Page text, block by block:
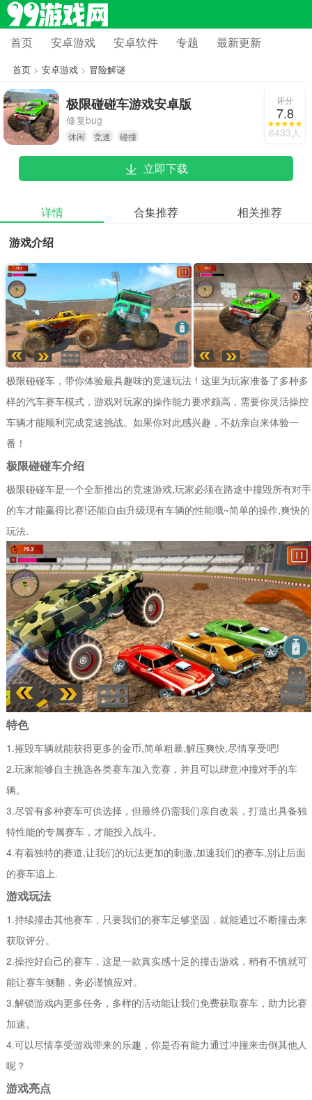
首页 安卓游戏 安卓软件 专题 最新更新
首页> 安卓游戏> 冒险解谜
极限碰碰车游戏安卓版
修复bug
休闲 竞速 碰撞
评分
7.8
6433人
立即下载
详情 合集推荐
相关推荐
游戏介绍
极限碰碰车，带你体验最具趣味的竞速玩法！这里为玩家准备了多种多
样的汽车赛车模式，游戏对玩家的操作能力要求颇高，需要你灵活操控
车辆才能顺利完成竞速挑战。如果你对此感兴趣，不妨亲自来体验一
番！
极限碰碰车介绍
极限碰碰车是一个全新推出的竞速游戏,玩家必须在路途中撞毁所有对手
的车才能赢得比赛!还能自由升级现有车辆的性能哦~简单的操作,爽快的
玩法.
特色
1.摧毁车辆就能获得更多的金币,简单粗暴,解压爽快,尽情享受吧!
2.玩家能够自主挑选各类赛车加入竞赛，并且可以肆意冲撞对手的车
辆。
3.尽管有多种赛车可供选择，但最终仍需我们亲自改装，打造出具备独
特性能的专属赛车，才能投入战斗。
4.有着独特的赛道,让我们的玩法更加的刺激,加速我们的赛车,别让后面
的赛车追上.
游戏玩法
1.持续撞击其他赛车，只要我们的赛车足够坚固，就能通过不断撞击来
获取评分。
2.操控好自己的赛车，这是一款真实感十足的撞击游戏，稍有不慎就可
能让赛车侧翻，务必谨慎应对。
3.解锁游戏内更多任务，多样的活动能让我们免费获取赛车，助力比赛
加速。
4.可以尽情享受游戏带来的乐趣，你是否有能力通过冲撞来击倒其他人
呢？
游戏亮点